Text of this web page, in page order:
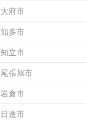
大府市
知多市
知立市
尾張旭市
岩倉市
日進市